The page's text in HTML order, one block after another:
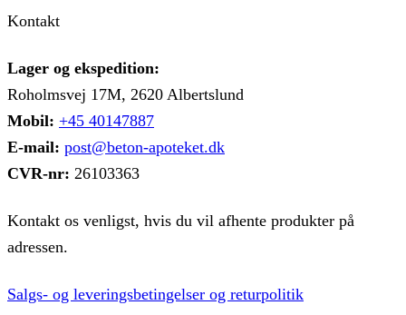
Kontakt
Lager og ekspedition:
Roholmsvej 17M, 2620 Albertslund
Mobil: +45 40147887
E-mail: post@beton-apoteket.dk
CVR-nr: 26103363
Kontakt os venligst, hvis du vil afhente produkter på
adressen.
Salgs- og leveringsbetingelser og returpolitik